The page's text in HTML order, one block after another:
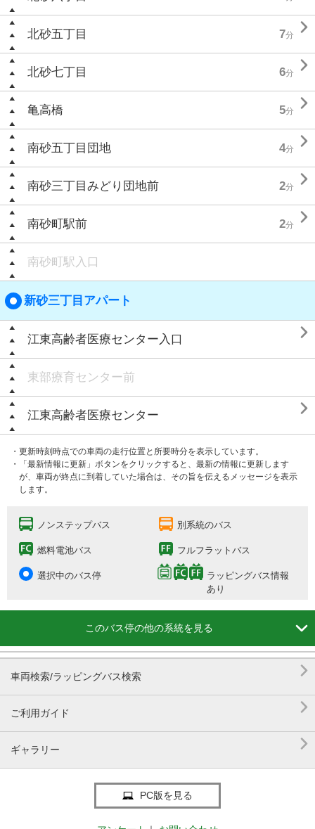
北砂五丁目 7分 
北砂七丁目 6分 
亀高橋 5分 
南砂五丁目団地 4分 
南砂三丁目みどり団地前 2分 
南砂町駅前 2分 
南砂町駅入口
新砂三丁目アパート
江東高齢者医療センター入口 
東部療育センター前
江東高齢者医療センター 
・更新時刻時点での車両の走行位置と所要時分を表示しています。
・「最新情報に更新」ボタンをクリックすると、最新の情報に更新します
が、車両が終点に到着していた場合は、その旨を伝えるメッセージを表示
します。
ノンステップバス 別系統のバス
燃料電池バス フルフラットバス
選択中のバス停
ラッピングバス情報
あり
このバス停の他の系統を見る 
車両検索/ラッピングバス検索 
ご利用ガイド 
ギャラリー 
PC版を見る